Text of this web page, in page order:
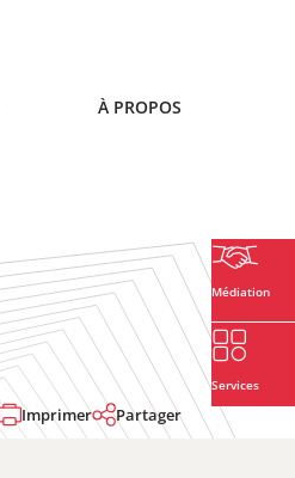
À PROPOS
Médiation
Services
Imprimer Partager